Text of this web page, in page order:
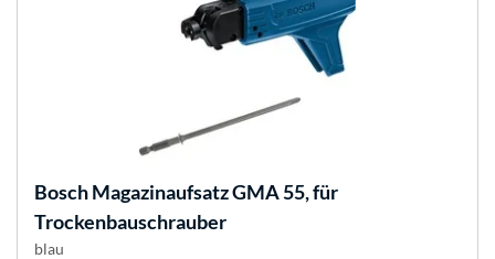
BoschMagazinaufsatz GMA 55, für
Trockenbauschrauber
blau